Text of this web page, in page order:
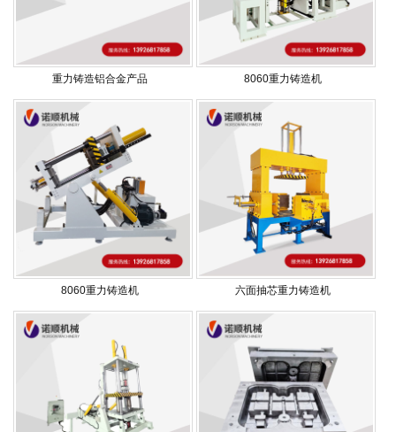
重力铸造铝合金产品 8060重力铸造机
8060重力铸造机 六面抽芯重力铸造机